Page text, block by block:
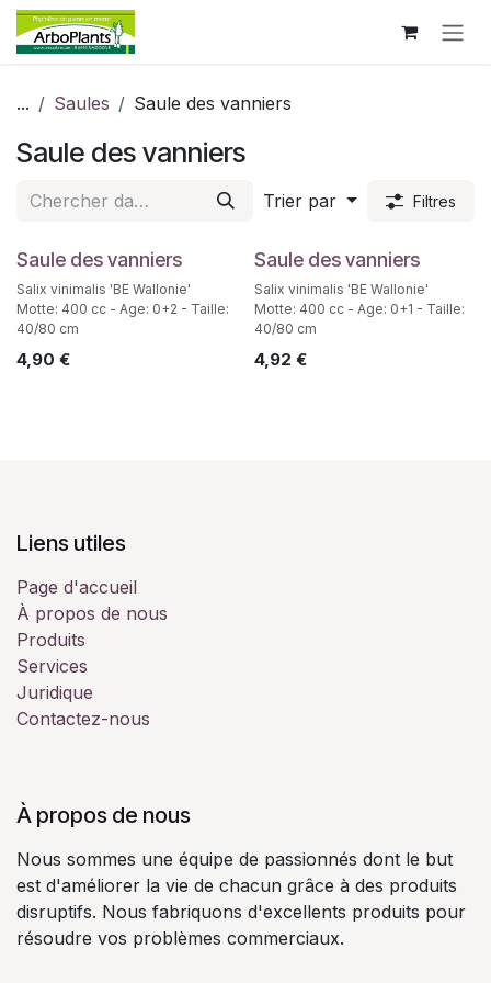
Se rendre au contenu
... Saules Saule des vanniers
Saule des vanniers
Trier par Filtres
Saule des vanniers
Salix vinimalis 'BE Wallonie'
Motte: 400 cc - Age: 0+2 - Taille:
40/80 cm
4,90 €
Saule des vanniers
Salix vinimalis 'BE Wallonie'
Motte: 400 cc - Age: 0+1 - Taille:
40/80 cm
4,92 €
Liens utiles
Page d'accueil
À propos de nous
Produits
Services
Juridique
Contactez-nous
À propos de nous
Nous sommes une équipe de passionnés dont le but
est d'améliorer la vie de chacun grâce à des produits
disruptifs. Nous fabriquons d'excellents produits pour
résoudre vos problèmes commerciaux.